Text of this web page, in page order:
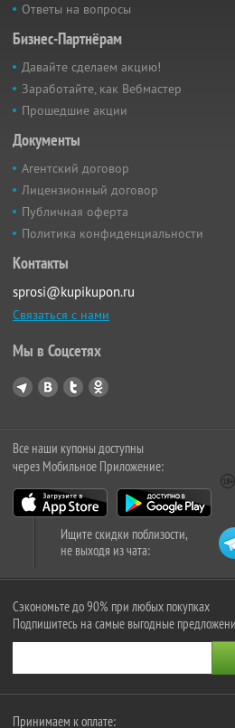
Ответы на вопросы
Бизнес-Партнёрам
Давайте сделаем акцию!
Заработайте, как Вебмастер
Прошедшие акции
Документы
Агентский договор
Лицензионный договор
Публичная оферта
Политика конфиденциальности
Контакты
sprosi@kupikupon.ru
Связаться с нами
Мы в Соцсетях
Все наши купоны доступны
через Мобильное Приложение:
Ищите скидки поблизости,
не выходя из чата:
Сэкономьте до 90% при любых покупках
Подпишитесь на самые выгодные
Принимаем к оплате: